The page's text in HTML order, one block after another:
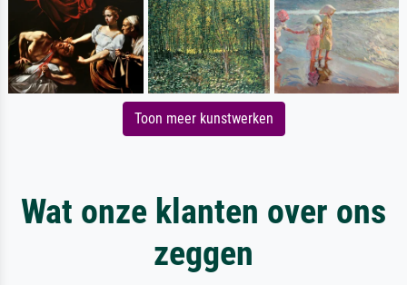
Toon meer kunstwerken
Wat onze klanten over ons
zeggen